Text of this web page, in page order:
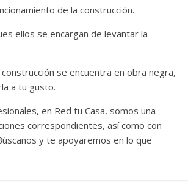
de la construcción.
ellos se encargan de levantar la
se encuentra en obra negra,
a tu gusto.
en Red tu Casa, somos una
correspondientes, así como con
y te apoyaremos en lo que